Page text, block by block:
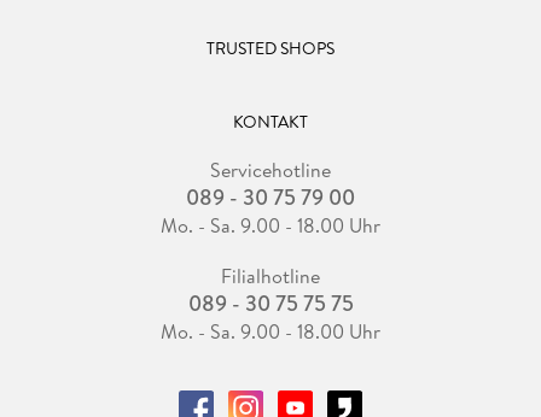
TRUSTED SHOPS
KONTAKT
Servicehotline
089 - 30 75 79 00
Mo. - Sa. 9.00 - 18.00 Uhr
Filialhotline
089 - 30 75 75 75
Mo. - Sa. 9.00 - 18.00 Uhr